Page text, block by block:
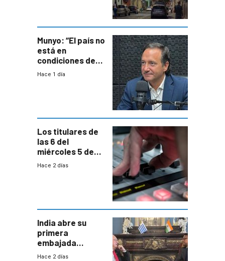
Munyo: “El país no
está en
condiciones de
enfrentar una
Hace 1 día
Los titulares de
las 6 del
miércoles 5 de
agosto de 2026
Hace 2 días
India abre su
primera
embajada
residente en
Hace 2 días